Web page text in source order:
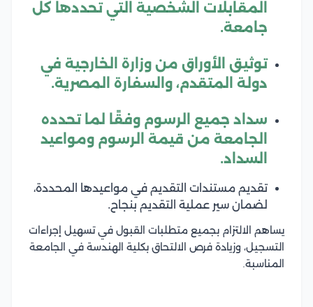
المقابلات الشخصية التي تحددها كل
جامعة.
توثيق الأوراق من وزارة الخارجية في
دولة المتقدم، والسفارة المصرية.
سداد جميع الرسوم وفقًا لما تحدده
الجامعة من قيمة الرسوم ومواعيد
السداد.
تقديم مستندات التقديم في مواعيدها المحددة،
لضمان سير عملية التقديم بنجاح.
يساهم الالتزام بجميع متطلبات القبول في تسهيل إجراءات
التسجيل، وزيادة فرص الالتحاق بكلية الهندسة في الجامعة
المناسبة.